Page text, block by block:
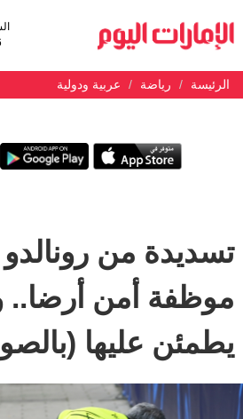
الرئيسة رياضة عربية ودولية
تسديدة من
موظفة أمن أرضا..
يطمئن عليها